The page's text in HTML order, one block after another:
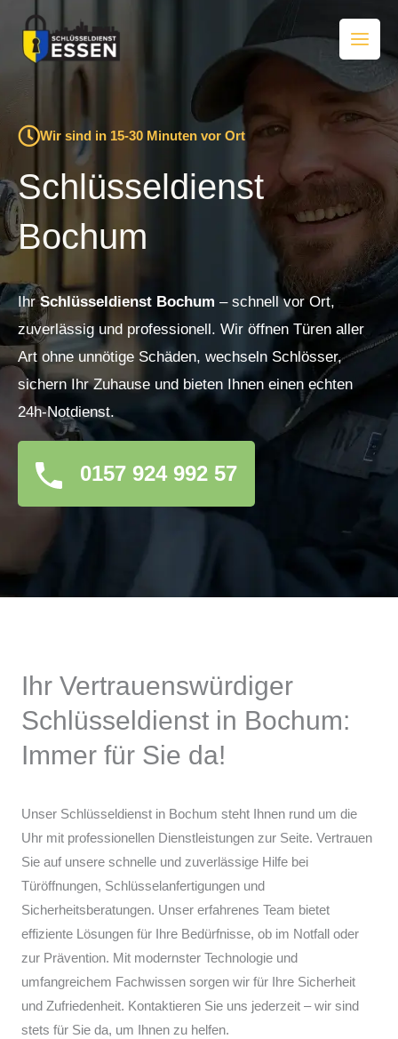
Inhalt
springen
Wir sind in 15-30 Minuten vor Ort
Schlüsseldienst
Bochum
IhrSchlüsseldienst Bochum – schnell vor Ort,
zuverlässig und professionell. Wir öffnen Türen aller
Art ohne unnötige Schäden, wechseln Schlösser,
sichern Ihr Zuhause und bieten Ihnen einen echten
24h-Notdienst.
0157 924 992 57
Ihr Vertrauenswürdiger
Schlüsseldienst in Bochum:
Immer für Sie da!
Unser Schlüsseldienst in Bochum steht Ihnen rund um die
Uhr mit professionellen Dienstleistungen zur Seite. Vertrauen
Sie auf unsere schnelle und zuverlässige Hilfe bei
Türöffnungen, Schlüsselanfertigungen und
Sicherheitsberatungen. Unser erfahrenes Team bietet
effiziente Lösungen für Ihre Bedürfnisse, ob im Notfall oder
zur Prävention. Mit modernster Technologie und
umfangreichem Fachwissen sorgen wir für Ihre Sicherheit
und Zufriedenheit. Kontaktieren Sie uns jederzeit – wir sind
stets für Sie da, um Ihnen zu helfen.